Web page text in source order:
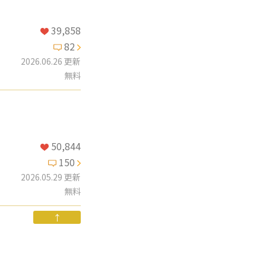
39,858
82
2026.06.26 更新
無料
50,844
150
2026.05.29 更新
無料
↑